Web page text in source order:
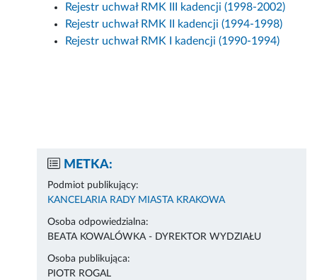
Rejestr uchwał RMK III kadencji (1998-2002)
Rejestr uchwał RMK II kadencji (1994-1998)
Rejestr uchwał RMK I kadencji (1990-1994)
METKA:
Podmiot publikujący:
KANCELARIA RADY MIASTA KRAKOWA
Osoba odpowiedzialna:
BEATA KOWALÓWKA - DYREKTOR WYDZIAŁU
Osoba publikująca:
PIOTR ROGAL